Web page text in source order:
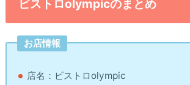
ビストロolympicのまとめ
お店情報
店名：ビストロolympic